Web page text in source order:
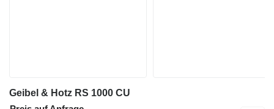
Geibel & Hotz RS 1000 CU